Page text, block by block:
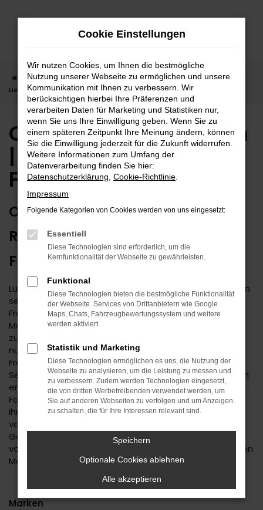
Zum
Startseite Freudenstadt Opel
Opel Gebrauchtwagen |
Lieferservice nach Freudenstadt
Opel Gebrauchtwagen
| Lieferservice nach
Freudenstadt
OPEL GEBRAUCHTWAGEN:
RUNDUM ZUVERLÄSSIG IN
FREUDENSTADT UNTERWEGS
Lust auf einen Spartipp aus dem Autohaus Daub? Dann
setzen Sie auf einen Opel Gebrauchtwagen. Für
Freudenstadt existiert keine günstigere Variante der
Mobilität und Sie dürfen sich auf ein rundum
zuverlässiges Fahrzeug freuen. Wir bieten Ihnen nicht
nur eine große Auswahl an Opel Gebrauchtwagen für
Freudenstadt, sondern auch einen umfassenden
Service. Das beginnt mit der Beratung, bei der wir Ihnen
erst einmal genau zuhören. Wir finden heraus, welches
Fahrzeug das passende für Sie ist und unterbreiten
Ihnen auf Basis Ihrer individuellen Vorgaben eine Reihe
von Vorschlägen. Wenn wir uns für einen Opel
Gebrauchtwagen entschieden haben, profitieren Sie
von unserer meist großen Auswahl an unterschiedlichen
Modellen.
Marken
Cookie Einstellungen
Wir nutzen Cookies, um Ihnen die bestmögliche
Nutzung unserer Webseite zu ermöglichen und unsere
Kommunikation mit Ihnen zu verbessern. Wir
berücksichtigen hierbei Ihre Präferenzen und
verarbeiten Daten für Marketing und Statistiken nur,
wenn Sie uns Ihre Einwilligung geben. Wenn Sie zu
einem späteren Zeitpunkt Ihre Meinung ändern, können
Sie die Einwilligung jederzeit für die Zukunft widerrufen.
Weitere Informationen zum Umfang der
Datenverarbeitung finden Sie hier:
Datenschutzerklärung Cookie-Richtlinie
Impressum
Folgende Kategorien von Cookies werden von uns eingesetzt:
Essentiell
Diese Technologien sind erforderlich, um die
Kernfunktionalität der Webseite zu gewährleisten.
Funktional
Diese Technologien bieten die bestmögliche Funktionalität
der Webseite. Services von Drittanbietern wie Google
Maps, Chats, Fahrzeugbewertungssystem und weitere
werden aktiviert.
Statistik und Marketing
Diese Technologien ermöglichen es uns, die Nutzung der
Webseite zu analysieren, um die Leistung zu messen und
zu verbessern. Zudem werden Technologien eingesetzt,
die von dritten Werbetreibenden verwendet werden, um
Sie auf anderen Webseiten zu verfolgen und um Anzeigen
zu schalten, die für Ihre Interessen relevant sind.
Speichern
Optionale Cookies ablehnen
Alle akzeptieren